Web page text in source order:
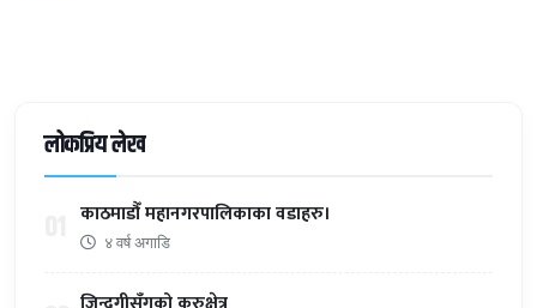
लोकप्रिय लेख
काठमाडौँ महानगरपालिकाका वडाहरु।
४ वर्ष अगाडि